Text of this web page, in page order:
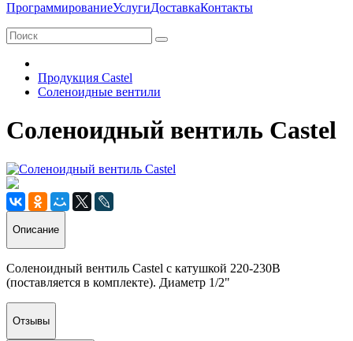
ПрограммированиеУслугиДоставкаКонтакты
Продукция Castel
Соленоидные вентили
Соленоидный вентиль Castel
Описание
Соленоидный вентиль Castel с катушкой 220-230В
(поставляется в комплекте). Диаметр 1/2"
Отзывы